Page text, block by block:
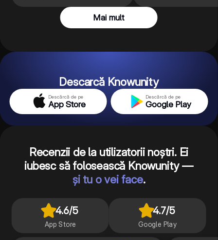
Mai mult
Descarcă Knowunity
Descărcă de pe
App Store
Descărcă de pe
Google Play
Recenzii de la utilizatorii noștri. Ei
iubesc să folosească Knowunity —
și tu o vei face.
4.6/5
App Store
4.7/5
Google Play